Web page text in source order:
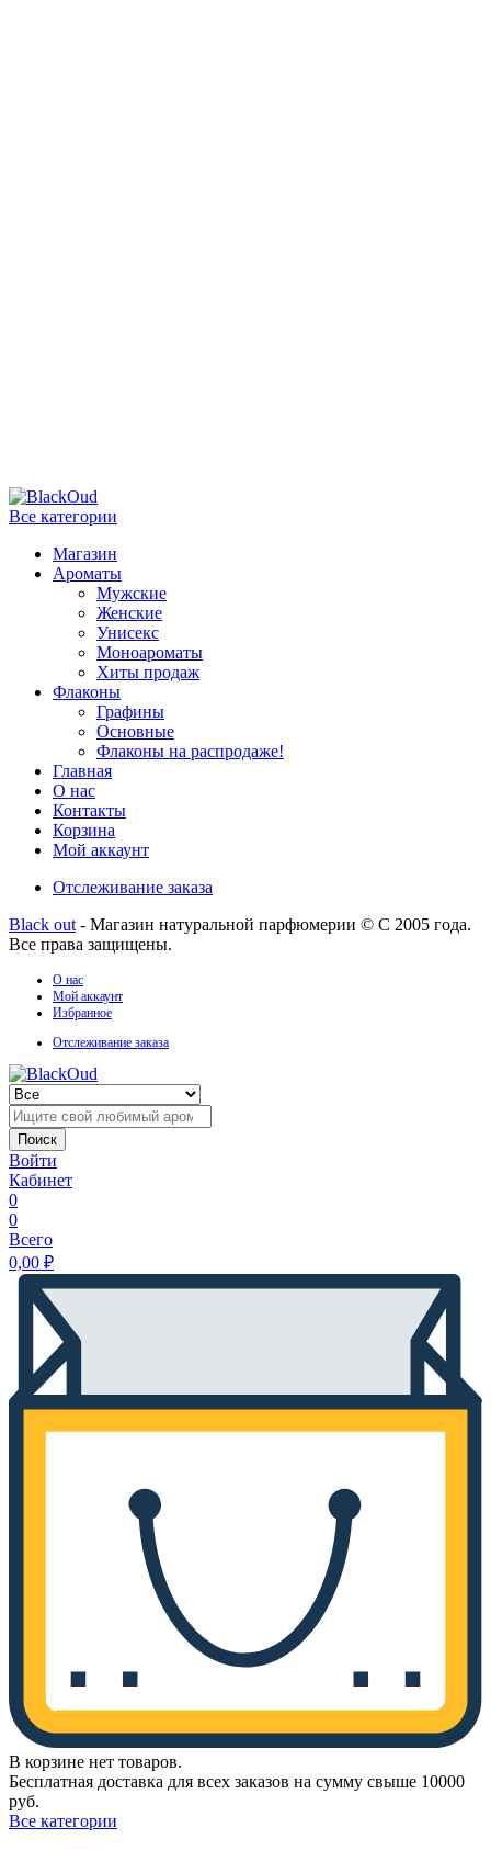
Все категории
Магазин
Ароматы
Мужские
Женские
Унисекс
Моноароматы
Хиты продаж
Флаконы
Графины
Основные
Флаконы на распродаже!
Главная
О нас
Контакты
Корзина
Мой аккаунт
Отслеживание заказа
Black out - Магазин натуральной парфюмерии © С 2005 года.
Все права защищены.
О нас
Мой аккаунт
Избранное
Отслеживание заказа
Поиск
Войти
Кабинет
0
0
Всего
0,00 ₽
В корзине нет товаров.
Бесплатная доставка для всех заказов на сумму свыше 10000
руб.
Все категории